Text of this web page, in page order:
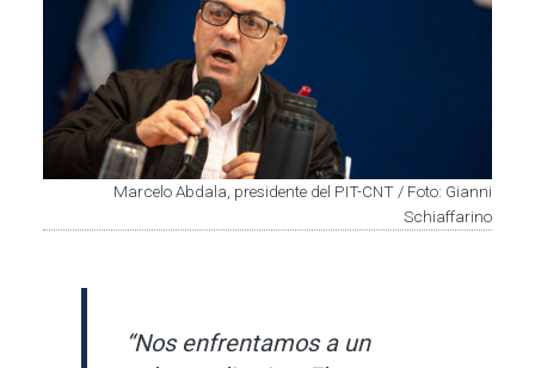
Marcelo Abdala, presidente del PIT-CNT / Foto: Gianni
Schiaffarino
“Nos enfrentamos a un